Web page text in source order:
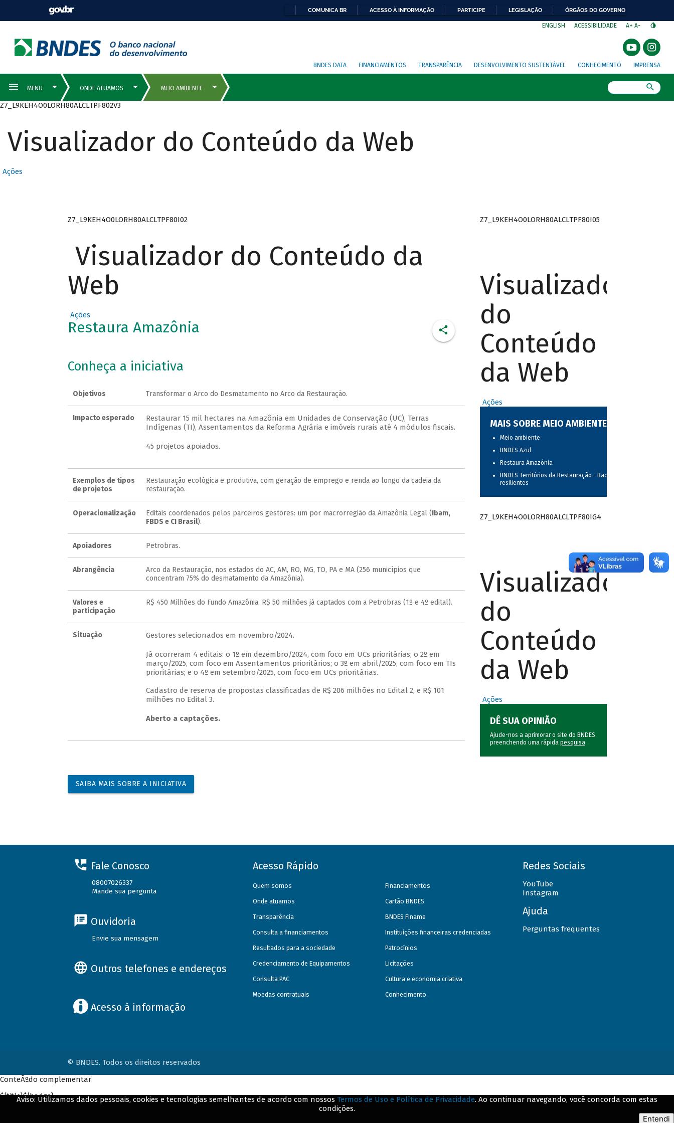
COMUNICA BR ACESSO À INFORMAÇÃO PARTICIPE LEGISLAÇÃO ÓRGÃOS DO GOVERNO
ENGLISH ACESSIBILIDADE A+ A-
BNDES DATA FINANCIAMENTOS TRANSPARÊNCIA DESENVOLVIMENTO SUSTENTÁVEL CONHECIMENTO IMPRENSA
Z7_L9KEH4O0LORH80ALCLTPF802V3
Visualizador do Conteúdo da Web
Ações
Z7_L9KEH4O0LORH80ALCLTPF80I02
Visualizador do Conteúdo da
Web
Ações
Restaura Amazônia
Conheça a iniciativa
Objetivos Transformar o Arco do Desmatamento no Arco da Restauração.
Impacto esperado
Restaurar 15 mil hectares na Amazônia em Unidades de Conservação (UC), Terras
Indígenas (TI), Assentamentos da Reforma Agrária e imóveis rurais até 4 módulos fiscais.
45 projetos apoiados.
Exemplos de tipos
de projetos
Restauração ecológica e produtiva, com geração de emprego e renda ao longo da cadeia da
restauração.
Operacionalização Editais coordenados pelos parceiros gestores: um por macrorregião da Amazônia Legal (Ibam,
FBDS e CI Brasil).
Apoiadores Petrobras.
Abrangência
Arco da Restauração, nos estados do AC, AM, RO, MG, TO, PA e MA (256 municípios que
concentram 75% do desmatamento da Amazônia).
Valores e
participação
R$ 450 Milhões do Fundo Amazônia. R$ 50 milhões já captados com a Petrobras (1º e 4º edital).
Situação Gestores selecionados em novembro/2024.
Já ocorreram 4 editais: o 1º em dezembro/2024, com foco em UCs prioritárias; o 2º em
março/2025, com foco em Assentamentos prioritários; o 3º em abril/2025, com foco em TIs
prioritárias; e o 4º em setembro/2025, com foco em UCs prioritárias.
Cadastro de reserva de propostas classificadas de R$ 206 milhões no Edital 2, e R$ 101
milhões no Edital 3.
Aberto a captações.
SAIBA MAIS SOBRE A INICIATIVA
Z7_L9KEH4O0LORH80ALCLTPF80I05
Visualizador
do
Conteúdo
da Web
Ações
MAIS SOBRE MEIO AMBIENTE
Meio ambiente
BNDES Azul
Restaura Amazônia
BNDES Territórios da Restauração - Bacias
resilientes
Z7_L9KEH4O0LORH80ALCLTPF80IG4
Visualizador
do
Conteúdo
da Web
Ações
DÊ SUA OPINIÃO
Ajude-nos a aprimorar o site do BNDES
preenchendo uma rápida pesquisa.
Fale Conosco
08007026337
Mande sua pergunta
Ouvidoria
Envie sua mensagem
Outros telefones e endereços
Acesso à informação
Acesso Rápido
Quem somos
Onde atuamos
Transparência
Consulta a financiamentos
Resultados para a sociedade
Credenciamento de Equipamentos
Consulta PAC
Moedas contratuais
Financiamentos
Cartão BNDES
BNDES Finame
Instituições financeiras credenciadas
Patrocínios
Licitações
Cultura e economia criativa
Conhecimento
Redes Sociais
YouTube
Instagram
Ajuda
Perguntas frequentes
© BNDES. Todos os direitos reservados
Aviso: Utilizamos dados pessoais, cookies e tecnologias semelhantes de acordo com nossos Termos de Uso e Política de Privacidade. Ao continuar navegando, você concorda com estas
condições.
Entendi
ConteÃºdo complementar
${title}${badge}